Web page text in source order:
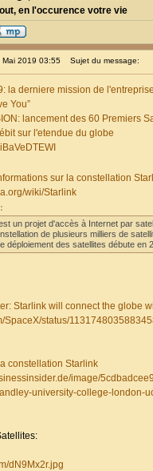
en l'occurence votre vie
Mai 2019 03:55 Sujet du message:
la derniere mission de
You”
lancement des 60 Premiers
sur l'etendue du globe
sur la constellation
wiki/Starlink
un projet d'accès à Internet par
de plusieurs milliers de
déploiement des satellites débute
Starlink will connect the globe
SpaceX/status/
constellation Starlink
image/
university-college-london-
dN9Mx2r.jpg